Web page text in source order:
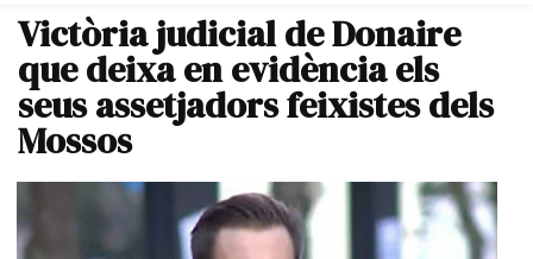
Victòria judicial de Donaire
que deixa en evidència els
seus assetjadors feixistes dels
Mossos